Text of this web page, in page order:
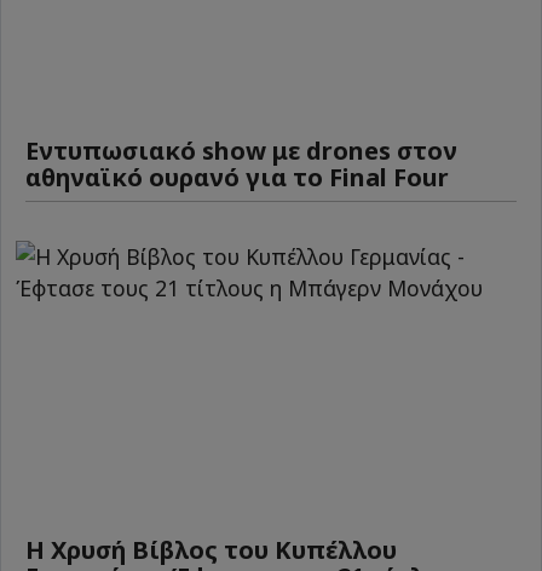
Εντυπωσιακό show με drones στον
αθηναϊκό ουρανό για το Final Four
Η Χρυσή Βίβλος του Κυπέλλου